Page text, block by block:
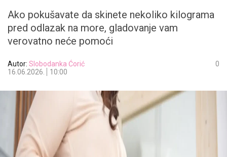
Ako pokušavate da skinete nekoliko kilograma
pred odlazak na more, gladovanje vam
verovatno neće pomoći
Autor: Slobodanka Ćorić
16.06.2026.
10:00
0